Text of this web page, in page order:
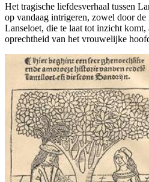
Het tragische liefdesverhaal tussen
op vandaag intrigeren, zowel door
Lanseloet, die te laat tot inzicht komt,
oprechtheid van het vrouwelijke